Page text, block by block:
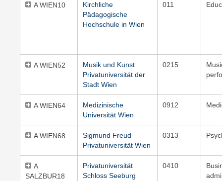
A WIEN10
Kirchliche
Pädagogische
Hochschule in Wien
011
A WIEN52
Musik und Kunst
Privatuniversität der
Stadt Wien
0215
A WIEN64
Medizinische
Universität Wien
0912
A WIEN68
Sigmund Freud
Privatuniversität Wien
0313
A
SALZBUR18
Privatuniversität
Schloss Seeburg
0410